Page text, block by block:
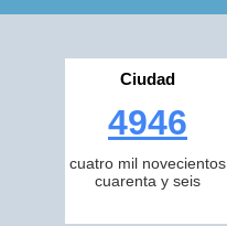
Ciudad
4946
cuatro mil novecientos
cuarenta y seis